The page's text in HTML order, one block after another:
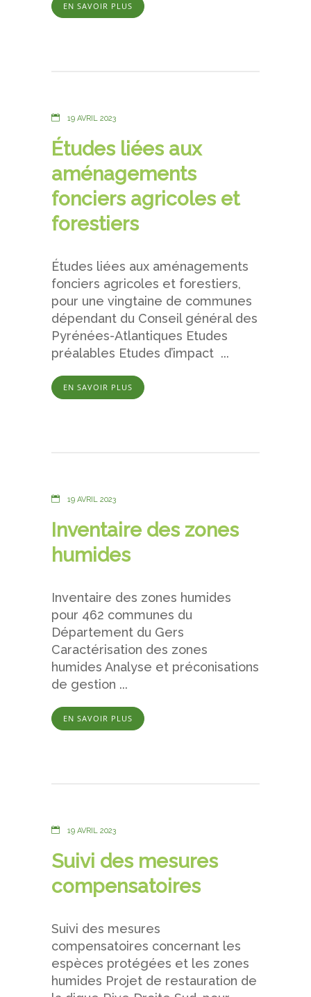
EN SAVOIR PLUS
19 AVRIL 2023
Études liées aux
aménagements
fonciers agricoles et
forestiers
Études liées aux aménagements
fonciers agricoles et forestiers,
pour une vingtaine de communes
dépendant du Conseil général des
Pyrénées-Atlantiques Etudes
préalables Etudes d’impact ...
EN SAVOIR PLUS
19 AVRIL 2023
Inventaire des zones
humides
Inventaire des zones humides
pour 462 communes du
Département du Gers
Caractérisation des zones
humides Analyse et préconisations
de gestion ...
EN SAVOIR PLUS
19 AVRIL 2023
Suivi des mesures
compensatoires
Suivi des mesures
compensatoires concernant les
espèces protégées et les zones
humides Projet de restauration de